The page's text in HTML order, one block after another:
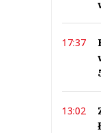
17:37
13:02